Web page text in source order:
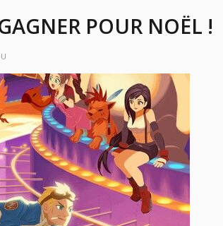
POUR NOËL !